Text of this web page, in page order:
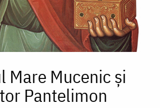
Mare Mucenic și
Pantelimon